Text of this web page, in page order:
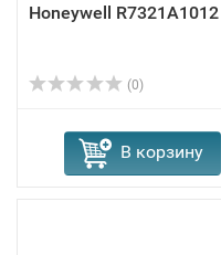
Honeywell R7321A1012
(0)
В корзину